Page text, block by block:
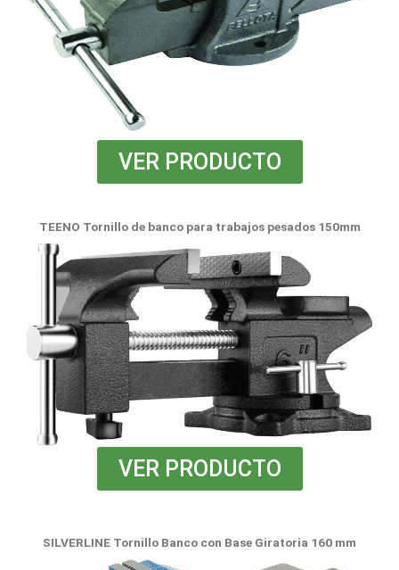
VER PRODUCTO
TEENO Tornillo de banco para trabajos pesados 150mm
VER PRODUCTO
SILVERLINE Tornillo Banco con Base Giratoria 160 mm